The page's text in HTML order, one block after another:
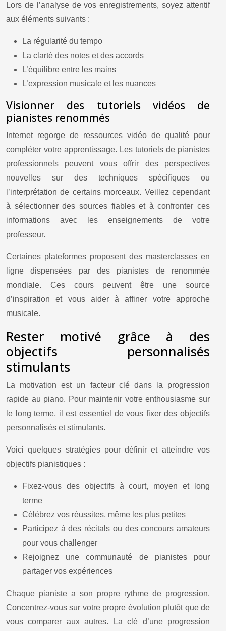
Lors de l’analyse de vos enregistrements, soyez attentif
aux éléments suivants :
La régularité du tempo
La clarté des notes et des accords
L’équilibre entre les mains
L’expression musicale et les nuances
Visionner des tutoriels vidéos de
pianistes renommés
Internet regorge de ressources vidéo de qualité pour
compléter votre apprentissage. Les tutoriels de pianistes
professionnels peuvent vous offrir des perspectives
nouvelles sur des techniques spécifiques ou
l’interprétation de certains morceaux. Veillez cependant
à sélectionner des sources fiables et à confronter ces
informations avec les enseignements de votre
professeur.
Certaines plateformes proposent des masterclasses en
ligne dispensées par des pianistes de renommée
mondiale. Ces cours peuvent être une source
d’inspiration et vous aider à affiner votre approche
musicale.
Rester motivé grâce à des
objectifs personnalisés
stimulants
La motivation est un facteur clé dans la progression
rapide au piano. Pour maintenir votre enthousiasme sur
le long terme, il est essentiel de vous fixer des objectifs
personnalisés et stimulants.
Voici quelques stratégies pour définir et atteindre vos
objectifs pianistiques :
Fixez-vous des objectifs à court, moyen et long
terme
Célébrez vos réussites, même les plus petites
Participez à des récitals ou des concours amateurs
pour vous challenger
Rejoignez une communauté de pianistes pour
partager vos expériences
Chaque pianiste a son propre rythme de progression.
Concentrez-vous sur votre propre évolution plutôt que de
vous comparer aux autres. La clé d’une progression